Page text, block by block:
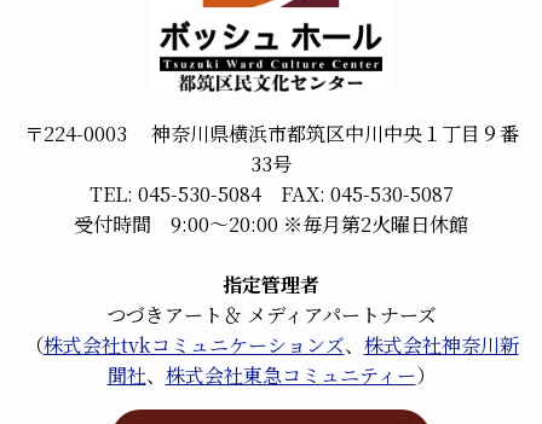
〒224-0003 神奈川県横浜市都筑区中川中央１丁目９番
33号
TEL: 045-530-5084 FAX: 045-530-5087
受付時間 9:00～20:00 ※毎月第2火曜日休館
指定管理者
つづきアート＆ メディアパートナーズ
（株式会社tvkコミュニケーションズ、 株式会社神奈川新
聞社、 株式会社東急コミュニティー）